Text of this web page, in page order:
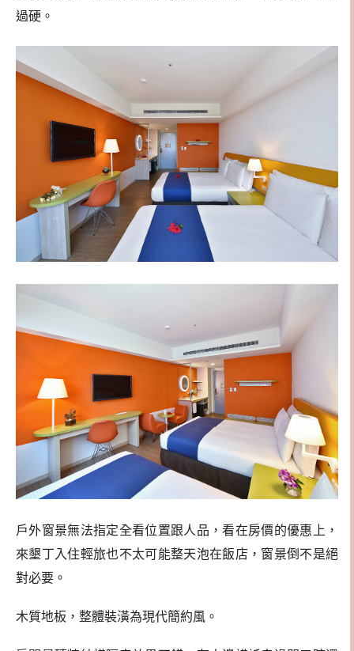
過硬。
戶外窗景無法指定全看位置跟人品，看在房價的優惠上，
來墾丁入住輕旅也不太可能整天泡在飯店，窗景倒不是絕
對必要。
木質地板，整體裝潢為現代簡約風。